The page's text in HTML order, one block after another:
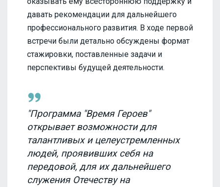
давать рекомендации для дальнейшего
профессионального развития. В ходе первой
встречи были детально обсуждены формат
стажировки, поставленные задачи и
перспективы будущей деятельности.
"Программа "Время Героев"
открывает возможности для
талантливых и целеустремленных
людей, проявивших себя на
передовой, для их дальнейшего
служения Отечеству на